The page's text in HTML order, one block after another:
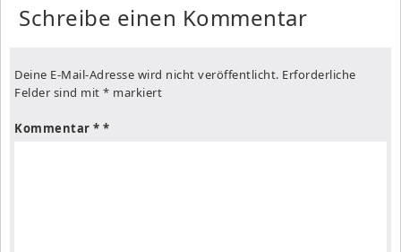
Schreibe einen Kommentar
Deine E-Mail-Adresse wird nicht veröffentlicht. Erforderliche
Felder sind mit * markiert
Kommentar *